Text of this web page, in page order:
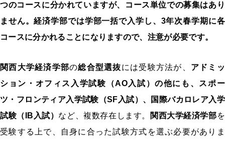
つのコースに分かれていますが、コース単位での募集はあり
ません。経済学部では学部一括で入学し、3年次春学期に各
コースに分かれることになりますので、注意が必要です。
関西大学経済学部の総合型選抜には受験方法が、 アドミッ
ション・オフィス入学試験（AO入試）の他にも、 スポー
ツ・フロンティア入学試験（SF入試）、国際バカロレア入学
試験（IB入試） など、複数存在します。 関西大学経済学部を
受験する上で、自身に合った試験方式を選ぶ必要がありま